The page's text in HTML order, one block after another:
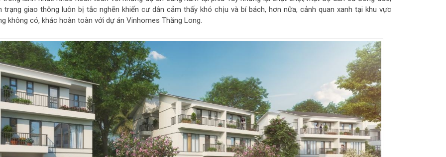
trạng giao thông luôn bị tắc nghẽn khiến cư dân cảm thấy khó chịu và bí bách, hơn nữa, cảnh quan xanh tại khu vực
không có, khác hoàn toàn với dự án Vinhomes Thăng Long.